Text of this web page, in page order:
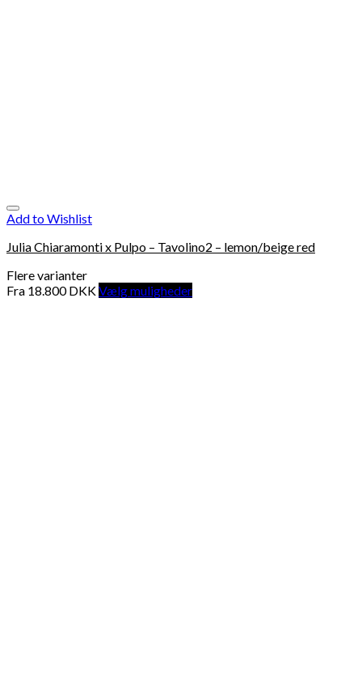
Add to Wishlist
Julia Chiaramonti x Pulpo – Tavolino2 – lemon/beige red
Flere varianter
Fra 18.800DKKVælg muligheder